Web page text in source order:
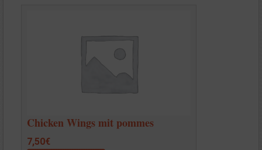
Chicken Wings mit pommes
7,50€